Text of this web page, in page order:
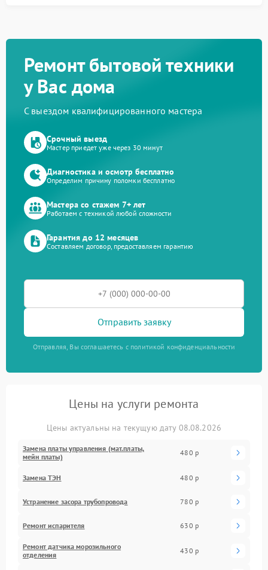
Ремонт бытовой техники
у Вас дома
С выездом квалифицированного мастера
Срочный выезд
Мастер приедет уже через 30 минут
Диагностика и осмотр бесплатно
Определим причину поломки бесплатно
Мастера со стажем 7+ лет
Работаем с техникой любой сложности
Гарантия до 12 месяцев
Составляем договор, предоставляем гарантию
Отправить заявку
Отправляя, Вы соглашаетесь с политикой конфиденциальности
Цены на услуги ремонта
Цены актуальны на текущую дату 08.08.2026
Замена платы управления (мат.платы,
мейн платы)
480 р
Замена ТЭН 480 р
Устранение засора трубопровода 780 р
Ремонт испарителя 630 р
Ремонт датчика морозильного
отделения
430 р